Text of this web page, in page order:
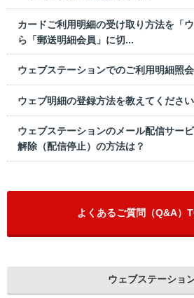
カードご利用明細の受け取り方法を「
ら「郵送明細会員」に切...
ウェブステーションでのご利用明細照
ウェブ明細の登録方法を教えてください
ウェブステーションのメール配信サー
解除（配信停止）の方法は？
よくあるご質問（Q&A）
ウェブステーショ